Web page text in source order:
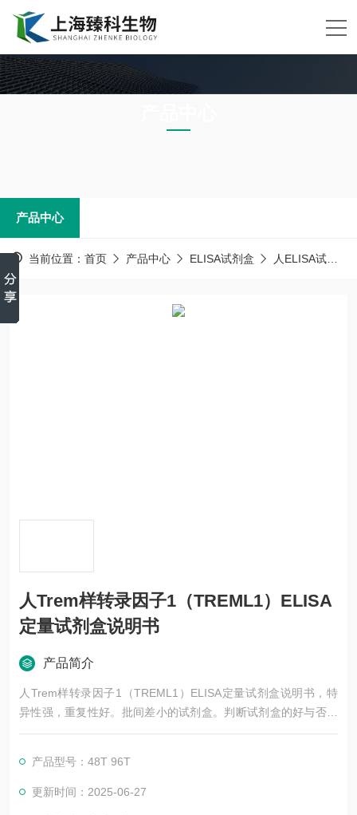
产品中心
当前位置： 首页 产品中心 ELISA试剂盒 人ELISA试剂盒
人Trem样转录因子1（TREML1）ELISA
定量试剂盒说明书
产品简介
人Trem样转录因子1（TREML1）ELISA定量试剂盒说明书，特
异性强，重复性好。批间差小的试剂盒。判断试剂盒的好与否，
靠的不仅是广告，更应该是靠过硬的技术，稳定的质量，良好的
术指导，是各大高校和研究所合作品牌。期待合作共赢。
产品型号：48T 96T
更新时间：2025-06-27